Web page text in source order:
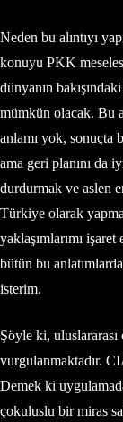
Neden bu alıntıyı
konuyu PKK
dünyanın
mümkün olacak. Bu
anlamı yok, sonuçta
ama geri planını da
durdurmak ve aslen
Türkiye olarak
yaklaşımlarımı
bütün bu
isterim.
Şöyle ki,
vurgulanmaktadır.
Demek ki
çokuluslu bir miras